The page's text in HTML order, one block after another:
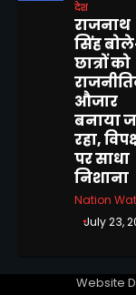
देश
राजनाथ
सिंह
छात्रों को
औजार
बनाया
रहा,
पर साधा
निशाना
Nation
July 23,
Website